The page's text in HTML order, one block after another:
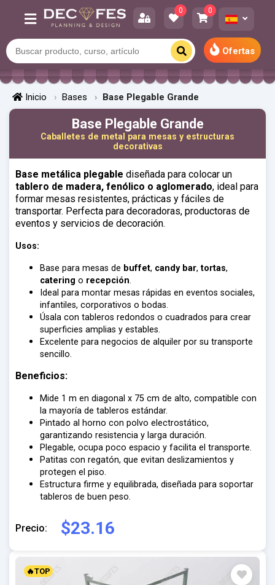
0 0
Ofertas
Inicio Bases Base Plegable Grande
🔥TOP
Base Plegable Grande
Caballetes de metal para mesas y estructuras
decorativas
Base metálica plegable diseñada para colocar un
tablero de madera, fenólico o aglomerado, ideal para
formar mesas resistentes, prácticas y fáciles de
transportar. Perfecta para decoradoras, productoras de
eventos y servicios de decoración.
Usos:
Base para mesas de buffet, candy bar,tortas,
catering o recepción.
Ideal para montar mesas rápidas en eventos sociales,
infantiles, corporativos o bodas.
Úsala con tableros redondos o cuadrados para crear
superficies amplias y estables.
Excelente para negocios de alquiler por su transporte
sencillo.
Beneficios:
Mide 1 m en diagonal x 75 cm de alto, compatible con
la mayoría de tableros estándar.
Pintado al horno con polvo electrostático,
garantizando resistencia y larga duración.
Plegable, ocupa poco espacio y facilita el transporte.
Patitas con regatón, que evitan deslizamientos y
protegen el piso.
Estructura firme y equilibrada, diseñada para soportar
tableros de buen peso.
Precio: $23.16